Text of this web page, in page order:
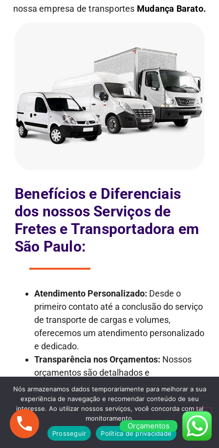
nossa empresa de transportes Mudança Barato.
Benefícios e Diferenciais
dos nossos Serviços de
Fretes e Transportadora em
São Paulo:
Atendimento Personalizado: Desde o
primeiro contato até a conclusão do serviço
de transporte de cargas e volumes,
oferecemos um atendimento personalizado
e dedicado.
Transparência nos Orçamentos: Nossos
orçamentos são detalhados e
transparentes, garantindo que não haja
surpresas desagradáveis ao longo do
processo.
Frota Versátil:
Dispomos de uma frota
variada de veículos, incluindo caminhões de
Orçamentos
Nós armazenamos dados temporariamente para melhorar a sua
experiência de navegação e recomendar conteúdo de seu
interesse. Ao utilizar nossos serviços, você concorda com tal
monitoramento.
Prosseguir
Política de privacidade